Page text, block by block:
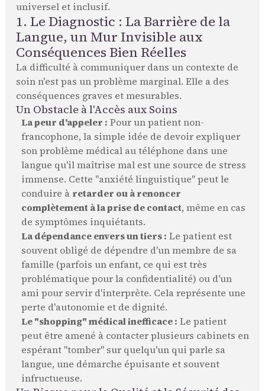
universel et inclusif.
1. Le Diagnostic : La Barrière de la
Langue, un Mur Invisible aux
Conséquences Bien Réelles
La difficulté à communiquer dans un contexte de
soin n'est pas un problème marginal. Elle a des
conséquences graves et mesurables.
Un Obstacle à l'Accès aux Soins
La peur d'appeler : Pour un patient non-
francophone, la simple idée de devoir expliquer
son problème médical au téléphone dans une
langue qu'il maîtrise mal est une source de stress
immense. Cette "anxiété linguistique" peut le
conduire à retarder ou à renoncer
complètement à la prise de contact, même en cas
de symptômes inquiétants.
La dépendance envers un tiers : Le patient est
souvent obligé de dépendre d'un membre de sa
famille (parfois un enfant, ce qui est très
problématique pour la confidentialité) ou d'un
ami pour servir d'interprète. Cela représente une
perte d'autonomie et de dignité.
Le "shopping" médical inefficace : Le patient
peut être amené à contacter plusieurs cabinets en
espérant "tomber" sur quelqu'un qui parle sa
langue, une démarche épuisante et souvent
infructueuse.